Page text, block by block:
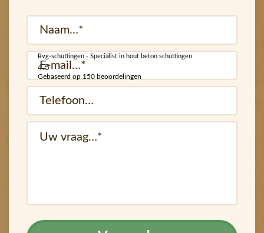
Naam
(Vereist)
mail
(Vereist)
Telefoon…
(Vereist)
Rvg-schuttingen - Specialist in hout beton schuttingen
4.5
Gebaseerd op 150 beoordelingen